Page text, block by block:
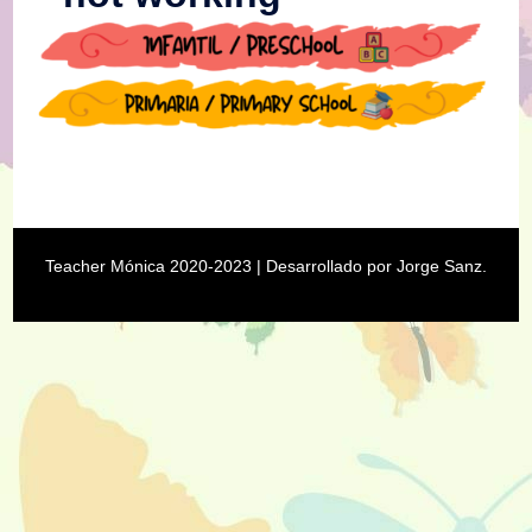
Teacher Mónica 2020-2023 | Desarrollado por Jorge Sanz